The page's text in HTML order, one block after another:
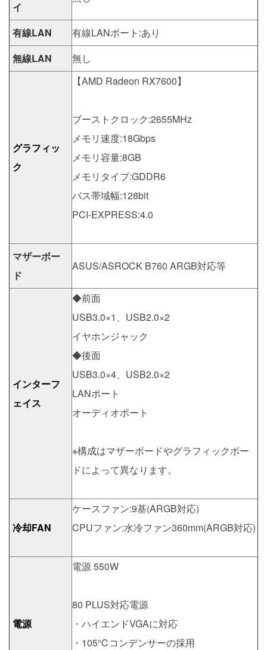
イ
有線LAN
有線LANポート:あり
無線LAN
無し
グラフィッ
ク
【AMD Radeon RX7600】
ブーストクロック:2655MHz
メモリ速度:18Gbps
メモリ容量:8GB
メモリタイプ:GDDR6
バス帯域幅:128bit
PCI-EXPRESS:4.0
マザーボー
ド
ASUS/ASROCK B760 ARGB対応等
インターフ
ェイス
◆前面
USB3.0×1、USB2.0×2
イヤホンジャック
◆後面
USB3.0×4、USB2.0×2
LANポート
オーディオポート
※構成はマザーボードやグラフィックボー
ドによって異なります。
冷却FAN
ケースファン:9基(ARGB対応)
CPUファン:水冷ファン360mm(ARGB対応)
電源
電源 550W
80 PLUS対応電源
・ハイエンドVGAに対応
・105℃コンデンサーの採用